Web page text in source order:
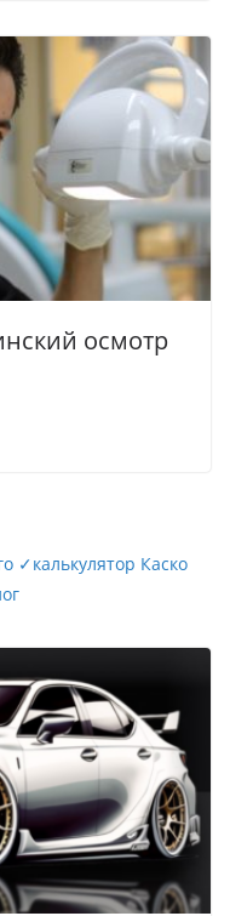
осмотр
✓калькулятор Каско